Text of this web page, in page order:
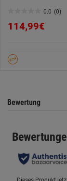
0.0 (0)
von
114,99€
Bewertung